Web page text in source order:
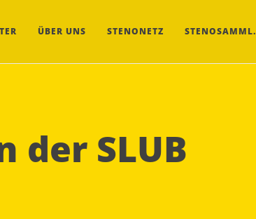
ÜBER UNS STENONETZ STENOSAMML.
SLUB